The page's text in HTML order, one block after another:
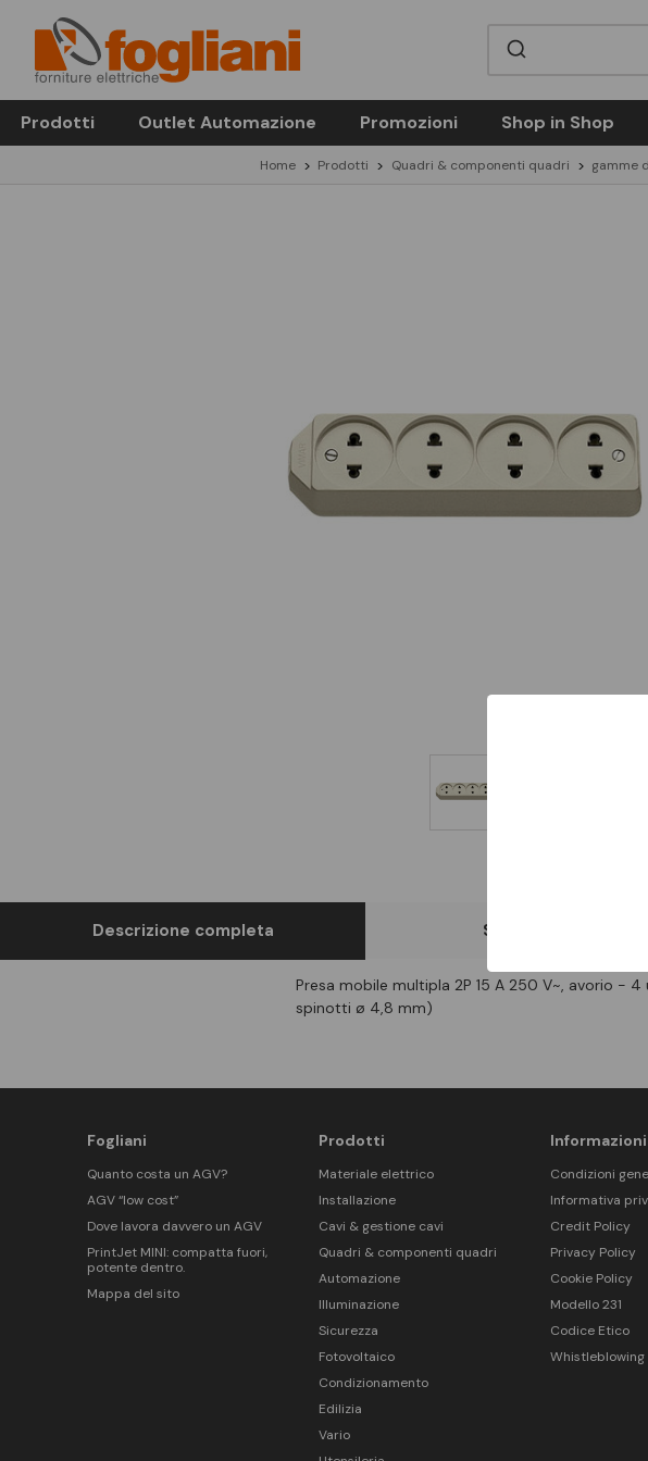
Prodotti Outlet Automazione Promozioni Shop in Shop
Home Prodotti Quadri & componenti quadri gamme
Descrizione completa Scheda Tecnica
Presa mobile multipla 2P 15 A 250 V~, avorio -
spinotti ø 4,8 mm)
Fogliani
Quanto costa un AGV?
AGV “low cost”
Dove lavora davvero un AGV
PrintJet MINI: compatta fuori,
potente dentro.
Mappa del sito
Prodotti
Materiale elettrico
Installazione
Cavi & gestione cavi
Quadri & componenti quadri
Automazione
Illuminazione
Sicurezza
Fotovoltaico
Condizionamento
Edilizia
Vario
Condizioni
Informativa
Credit Policy
Privacy Policy
Cookie Policy
Modello 231
Codice Etico
Whistleblowing